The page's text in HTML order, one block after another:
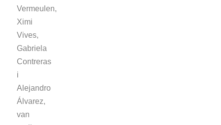
Vermeulen,
Ximi
Vives,
Gabriela
Contreras
i
Alejandro
Álvarez,
van